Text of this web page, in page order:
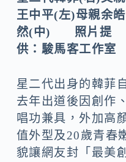
o
o
k
p
y
Li
k
王中平(左)母親余皓
然(中) 照片提
供：駿馬客工作室
星二代出身的韓菲
去年出道後因創作、
唱功兼具，外加高
值外型及20歲青春
貌讓網友封「最美創